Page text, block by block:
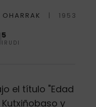
OHARRAK 1953
5
IRUDI
el título "Edad
y